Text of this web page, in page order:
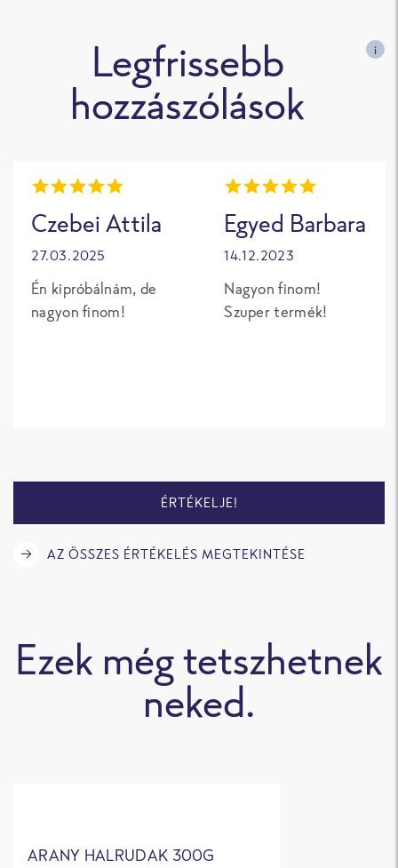
Legfrissebb
hozzászólások
i
Czebei Attila
27.03.2025
Én kipróbálnám, de
nagyon finom!
Egyed Barbara
14.12.2023
Nagyon finom!
Szuper termék!
ÉRTÉKELJE!
AZ ÖSSZES ÉRTÉKELÉS MEGTEKINTÉSE
Ezek még tetszhetnek
neked.
ARANY HALRUDAK 300G